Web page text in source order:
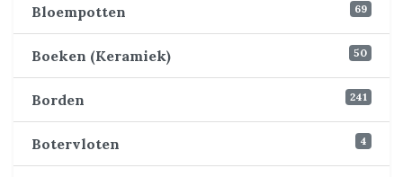
Bloempotten 69
Boeken (Keramiek) 50
Borden 241
Botervloten 4